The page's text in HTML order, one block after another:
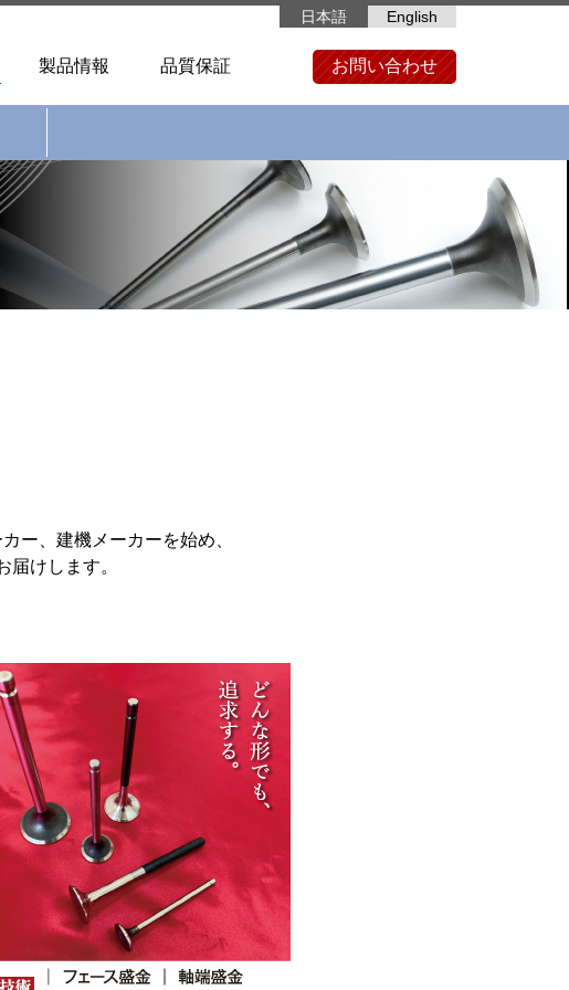
日本語 English
製品情報 品質保証 お問い合わせ
ー、建機メーカーを始め、
けします。